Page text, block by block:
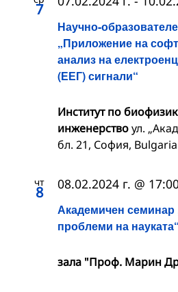
7
Научно-
„Приложение на
анализ на
(ЕЕГ) сигнали“
Институт по
инженерствоул.
бл. 21, София, Bulgaria
чт
8
Академичен семинар
проблеми на науката“
08.02.2024 г. @
зала "Проф. Марин